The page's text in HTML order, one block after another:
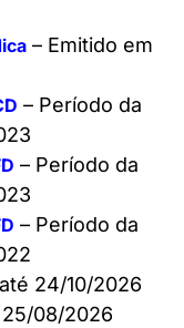
– Emitido em
– Período da
– Período da
– Período da
24/10/2026
25/08/2026